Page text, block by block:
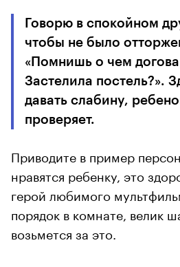
Говорю в спокойном
чтобы не было
«Помнишь о чем
Застелила постель?».
давать слабину,
проверяет.
Приводите в пример
нравятся ребенку, это
герой любимого
порядок в комнате, велик
возьмется за это.